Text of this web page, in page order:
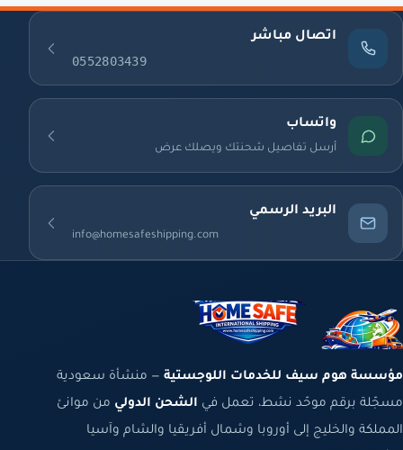
اتصال مباشر
0552803439
واتساب
أرسل تفاصيل شحنتك ويصلك عرض
البريد الرسمي
info@homesafeshipping.com
مؤسسة هوم سيف للخدمات اللوجستية — منشأة سعودية
مسجّلة برقم موحّد نشط، تعمل في الشحن الدولي من موانئ
المملكة والخليج إلى أوروبا وشمال أفريقيا والشام وآسيا